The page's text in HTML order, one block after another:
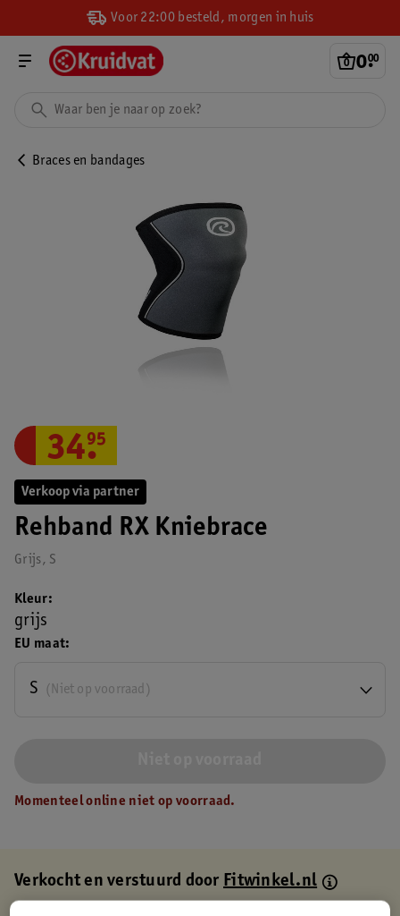
Voor 22:00 besteld, morgen in huis
0.
00
Braces en bandages
Verkoop via partner
Rehband RX Kniebrace
Grijs, S
34.
95
EU maat
(Niet op voorraad)
S
Kleur
grijs
Momenteel online niet op voorraad.
Verkocht en verstuurd doorFitwinkel.nl